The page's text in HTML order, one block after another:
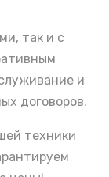
так и с
и
договоров.
техники